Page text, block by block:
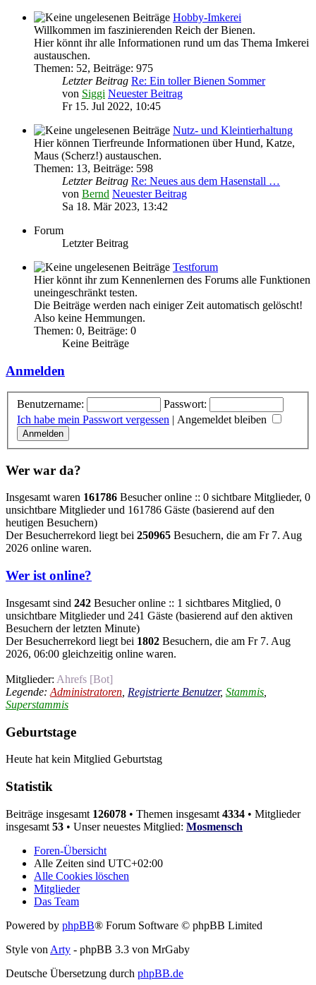
Hobby-Imkerei
Willkommen im faszinierenden Reich der Bienen.
Hier könnt ihr alle Informationen rund um das Thema Imkerei
austauschen.
Themen: 52, Beiträge: 975
Letzter Beitrag Re: Ein toller Bienen Sommer
von Siggi Neuester Beitrag
Fr 15. Jul 2022, 10:45
Nutz- und Kleintierhaltung
Hier können Tierfreunde Informationen über Hund, Katze,
Maus (Scherz!) austauschen.
Themen: 13, Beiträge: 598
Letzter Beitrag Re: Neues aus dem Hasenstall …
von Bernd Neuester Beitrag
Sa 18. Mär 2023, 13:42
Forum
Letzter Beitrag
Testforum
Hier könnt ihr zum Kennenlernen des Forums alle Funktionen
uneingeschränkt testen.
Die Beiträge werden nach einiger Zeit automatisch gelöscht!
Also keine Hemmungen.
Themen: 0, Beiträge: 0
Keine Beiträge
Anmelden
Benutzername:
Passwort:
Ich habe mein Passwort vergessen | Angemeldet bleiben
Wer war da?
Insgesamt waren 161786 Besucher online :: 0 sichtbare Mitglieder, 0
unsichtbare Mitglieder und 161786 Gäste (basierend auf den
heutigen Besuchern)
Der Besucherrekord liegt bei 250965 Besuchern, die am Fr 7. Aug
2026 online waren.
Wer ist online?
Insgesamt sind 242 Besucher online :: 1 sichtbares Mitglied, 0
unsichtbare Mitglieder und 241 Gäste (basierend auf den aktiven
Besuchern der letzten Minute)
Der Besucherrekord liegt bei 1802 Besuchern, die am Fr 7. Aug
2026, 06:00 gleichzeitig online waren.
Mitglieder: Ahrefs [Bot]
Legende: Administratoren Registrierte Benutzer, Stammis
Superstammis
Geburtstage
Heute hat kein Mitglied Geburtstag
Statistik
Beiträge insgesamt 126078 • Themen insgesamt 4334 • Mitglieder
insgesamt 53 • Unser neuestes Mitglied: Mosmensch
Foren-Übersicht
Alle Zeiten sind UTC+02:00
Alle Cookies löschen
Mitglieder
Das Team
Powered by phpBB® Forum Software © phpBB Limited
Style von Arty - phpBB 3.3 von MrGaby
Deutsche Übersetzung durch phpBB.de